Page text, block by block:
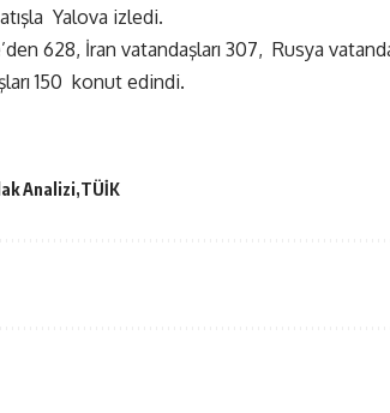
Yalova izledi.
628, İran vatandaşları 307, Rusya
150 konut edindi.
Analizi TÜİK